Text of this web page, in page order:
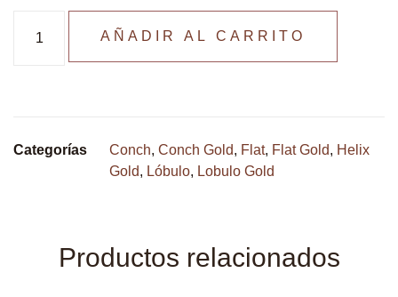
AÑADIR AL CARRITO
Categorías Conch, Conch Gold, Flat, Flat Gold, Helix
Gold, Lóbulo, Lobulo Gold
Productos relacionados